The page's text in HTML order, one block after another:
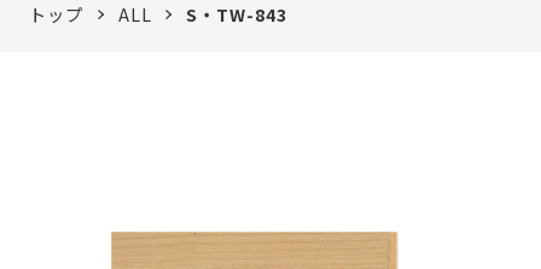
トップ ALL S・TW-843